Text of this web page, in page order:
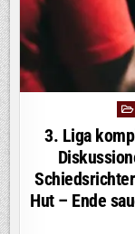
3. Liga
Hut – Ende